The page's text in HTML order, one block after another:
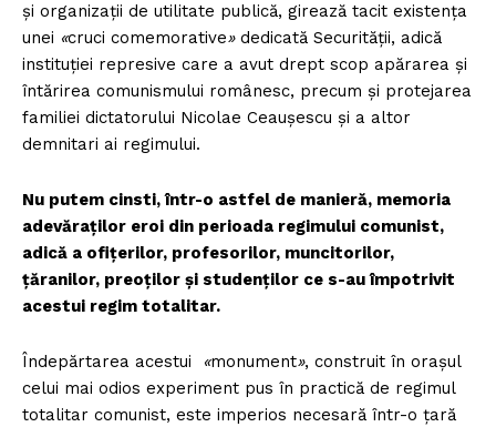
și organizații de utilitate publică, girează tacit existența
unei «cruci comemorative»dedicată Securității, adică
instituției represive care a avut drept scop apărarea și
întărirea comunismului românesc, precum și protejarea
familiei dictatorului Nicolae Ceaușescu și a altor
demnitari ai regimului.
Nu putem cinsti, într-o astfel de manieră, memoria
adevăraților eroi din perioada regimului comunist,
adică a ofițerilor, profesorilor, muncitorilor,
țăranilor, preoților și studenților ce s-au împotrivit
acestui regim totalitar.
Îndepărtarea acestui «monument», construit în orașul
celui mai odios experiment pus în practică de regimul
totalitar comunist, este imperios necesară într-o țară